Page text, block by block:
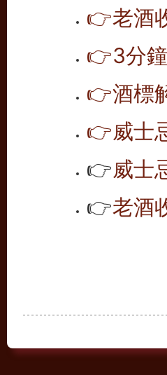
👉老酒
👉3分
👉酒標
👉威士
👉威士
👉老酒